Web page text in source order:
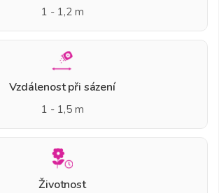
1 - 1,2 m
Vzdálenost při sázení
1 - 1,5 m
Životnost